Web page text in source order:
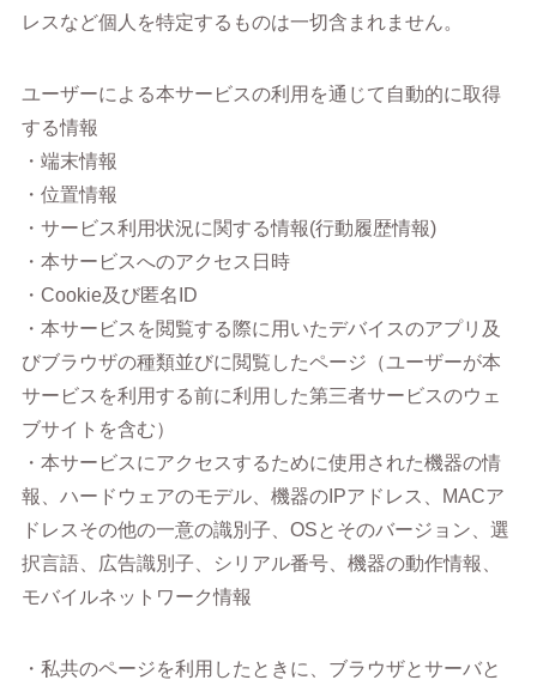
レスなど個人を特定するものは一切含まれません。
ユーザーによる本サービスの利用を通じて自動的に取得
する情報
・端末情報
・位置情報
・サービス利用状況に関する情報(行動履歴情報)
・本サービスへのアクセス日時
・Cookie及び匿名ID
・本サービスを閲覧する際に用いたデバイスのアプリ及
びブラウザの種類並びに閲覧したページ（ユーザーが本
サービスを利用する前に利用した第三者サービスのウェ
ブサイトを含む）
・本サービスにアクセスするために使用された機器の情
報、ハードウェアのモデル、機器のIPアドレス、MACア
ドレスその他の一意の識別子、OSとそのバージョン、選
択言語、広告識別子、シリアル番号、機器の動作情報、
モバイルネットワーク情報
・私共のページを利用したときに、ブラウザとサーバと